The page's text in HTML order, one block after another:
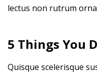
lectus non rutrum
5 Things You
Quisque scelerisque